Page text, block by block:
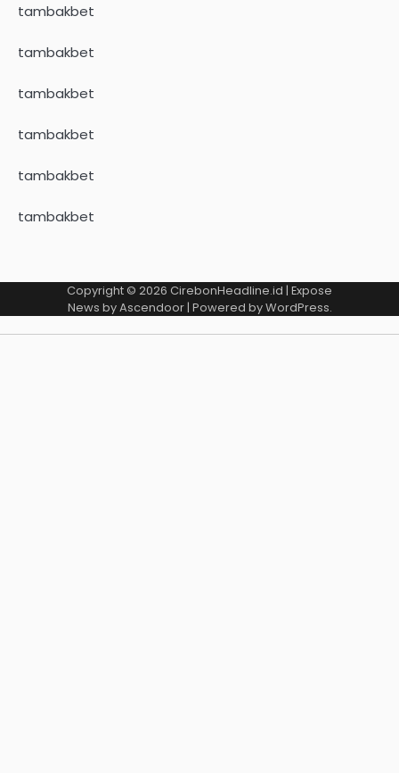
tambakbet
tambakbet
tambakbet
tambakbet
tambakbet
tambakbet
Copyright © 2026 CirebonHeadline.id | Expose
News byAscendoor| Powered byWordPress.